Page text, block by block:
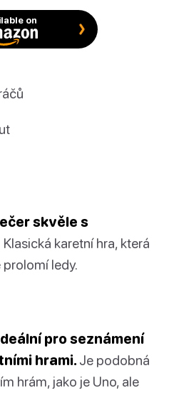
on
skvěle s
Klasická karetní hra, která
ledy.
pro seznámení
hrami. Je podobná
hrám, jako je Uno, ale